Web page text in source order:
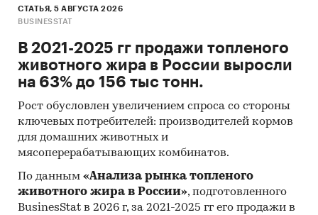
СТАТЬЯ, 5 АВГУСТА 2026
BUSINESSTAT
В 2021-2025 гг продажи топленого
животного жира в России выросли
на 63% до 156 тыс тонн.
Рост обусловлен увеличением спроса со стороны
ключевых потребителей: производителей кормов
для домашних животных и
мясоперерабатывающих комбинатов.
По данным «Анализа рынка топленого
животного жира в России», подготовленного
BusinesStat в 2026 г, за 2021-2025 гг его продажи в